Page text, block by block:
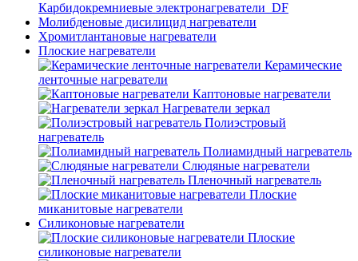
Карбидокремниевые электронагреватели_DF
Молибденовые дисилицид нагреватели
Хромитлантановые нагреватели
Плоские нагреватели
Керамические
ленточные нагреватели
Каптоновые нагреватели
Нагреватели зеркал
Полиэстровый
нагреватель
Полиамидный нагреватель
Слюдяные нагреватели
Пленочный нагреватель
Плоские
миканитовые нагреватели
Силиконовые нагреватели
Плоские
силиконовые нагреватели